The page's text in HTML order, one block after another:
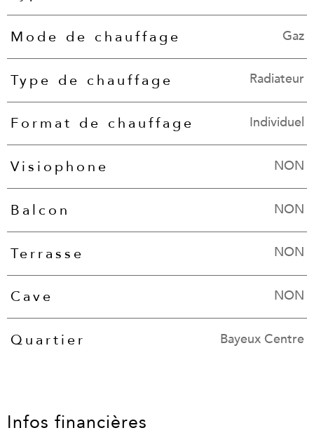
Mode de chauffage Gaz
Type de chauffage Radiateur
Format de chauffage Individuel
Visiophone NON
Balcon NON
Terrasse NON
Cave NON
Quartier Bayeux Centre
Infos financières